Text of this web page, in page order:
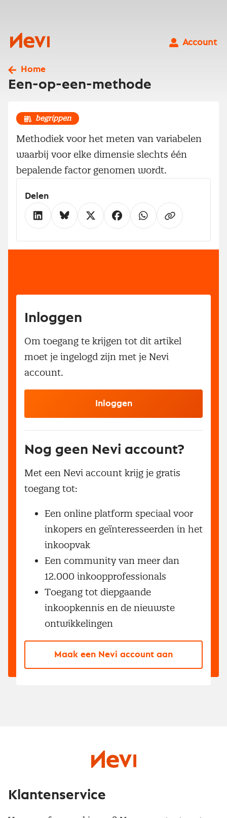
Nevi
Account
Home
Een-op-een-methode
begrippen
Methodiek voor het meten van variabelen
waarbij voor elke dimensie slechts één
bepalende factor genomen wordt.
Delen
Inloggen
Om toegang te krijgen tot dit artikel
moet je ingelogd zijn met je Nevi
account.
Inloggen
Nog geen Nevi account?
Met een Nevi account krijg je gratis
toegang tot:
Een online platform speciaal voor
inkopers en geïnteresseerden in het
inkoopvak
Een community van meer dan
12.000 inkoopprofessionals
Toegang tot diepgaande
inkoopkennis en de nieuwste
ontwikkelingen
Maak een Nevi account aan
Klantenservice